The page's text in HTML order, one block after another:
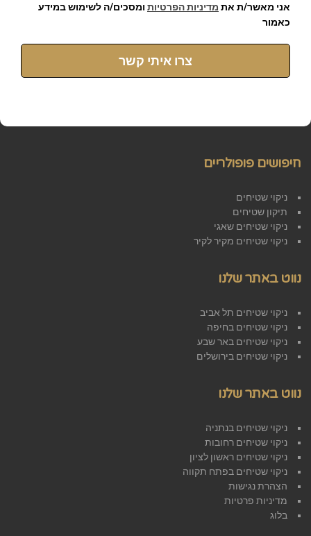
אני מאשר/ת את מדיניות הפרטיות ומסכים/ה לשימוש במידע
כאמור
צרו איתי קשר
חיפושים פופולריים
ניקוי שטיחים
תיקון שטיחים
ניקוי שטיחים שאגי
ניקוי שטיחים מקיר לקיר
נווט באתר שלנו
ניקוי שטיחים תל אביב
ניקוי שטיחים בחיפה
ניקוי שטיחים באר שבע
ניקוי שטיחים בירושלים
נווט באתר שלנו
ניקוי שטיחים בנתניה
ניקוי שטיחים רחובות
ניקוי שטיחים ראשון לציון
ניקוי שטיחים בפתח תקווה
הצהרת נגישות
מדיניות פרטיות
בלוג